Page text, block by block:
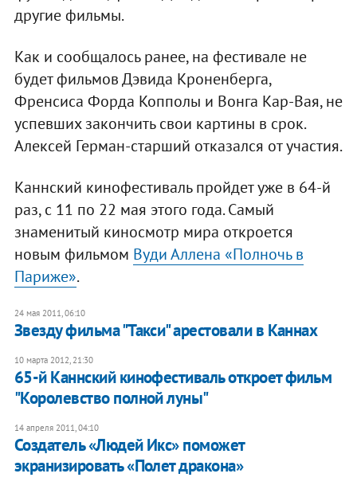
другие фильмы.
Как и сообщалось ранее, на фестивале не
будет фильмов Дэвида Кроненберга,
Френсиса Форда Копполы и Вонга Кар-Вая, не
успевших закончить свои картины в срок.
Алексей Герман-старший отказался от участия.
Каннский кинофестиваль пройдет уже в 64-й
раз, с 11 по 22 мая этого года. Самый
знаменитый киносмотр мира откроется
новым фильмом Вуди Аллена «Полночь в
Париже».
24 мая 2011, 06:10
Звезду фильма "Такси" арестовали в Каннах
10 марта 2012, 21:30
65-й Каннский кинофестиваль откроет фильм
"Королевство полной луны"
14 апреля 2011, 04:10
Создатель «Людей Икс» поможет
экранизировать «Полет дракона»